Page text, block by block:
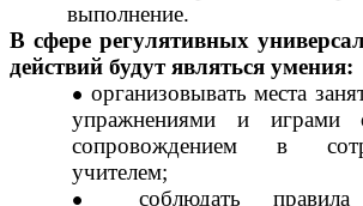
выполнение.
В сфере регулятивных
действий будут являться умения:
организовывать места
упражнениями и играми
сопровождением в
учителем;
соблюдать